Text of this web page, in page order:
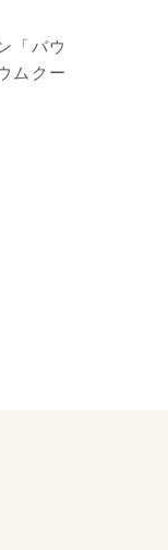
「バウ
ムクー